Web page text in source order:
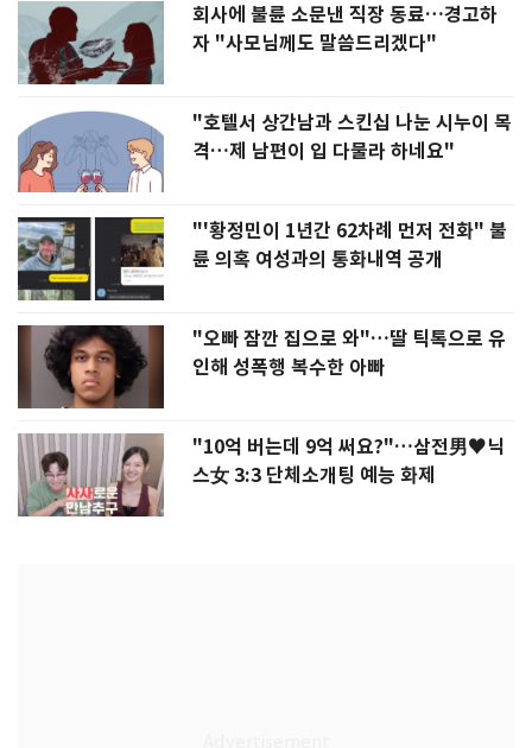
회사에 불륜 소문낸 직장 동료…경고하
자 "사모님께도 말씀드리겠다"
"호텔서 상간남과 스킨십 나눈 시누이 목
격…제 남편이 입 다물라 하네요"
"'황정민이 1년간 62차례 먼저 전화" 불
륜 의혹 여성과의 통화내역 공개
"오빠 잠깐 집으로 와"…딸 틱톡으로 유
인해 성폭행 복수한 아빠
"10억 버는데 9억 써요?"…삼전男♥닉
스女 3:3 단체소개팅 예능 화제